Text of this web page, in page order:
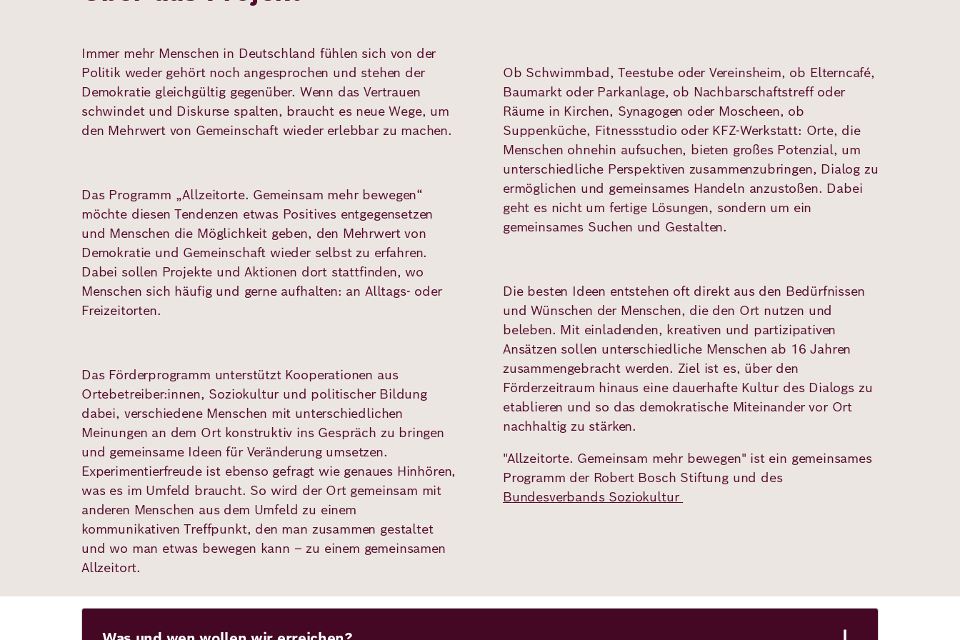
Immer mehr Menschen in Deutschland fühlen sich von der
Politik weder gehört noch angesprochen und stehen der
Demokratie gleichgültig gegenüber. Wenn das Vertrauen
schwindet und Diskurse spalten, braucht es neue Wege, um
den Mehrwert von Gemeinschaft wieder erlebbar zu machen.
Das Programm „Allzeitorte. Gemeinsam mehr bewegen“
möchte diesen Tendenzen etwas Positives entgegensetzen
und Menschen die Möglichkeit geben, den Mehrwert von
Demokratie und Gemeinschaft wieder selbst zu erfahren.
Dabei sollen Projekte und Aktionen dort stattfinden, wo
Menschen sich häufig und gerne aufhalten: an Alltags- oder
Freizeitorten.
Das Förderprogramm unterstützt Kooperationen aus
Ortebetreiber:innen, Soziokultur und politischer Bildung
dabei, verschiedene Menschen mit unterschiedlichen
Meinungen an dem Ort konstruktiv ins Gespräch zu bringen
und gemeinsame Ideen für Veränderung umsetzen.
Experimentierfreude ist ebenso gefragt wie genaues Hinhören,
was es im Umfeld braucht. So wird der Ort gemeinsam mit
anderen Menschen aus dem Umfeld zu einem
kommunikativen Treffpunkt, den man zusammen gestaltet
und wo man etwas bewegen kann – zu einem gemeinsamen
Allzeitort.
Ob Schwimmbad, Teestube oder Vereinsheim, ob Elterncafé,
Baumarkt oder Parkanlage, ob Nachbarschaftstreff oder
Räume in Kirchen, Synagogen oder Moscheen, ob
Suppenküche, Fitnessstudio oder KFZ-Werkstatt: Orte, die
Menschen ohnehin aufsuchen, bieten großes Potenzial, um
unterschiedliche Perspektiven zusammenzubringen, Dialog zu
ermöglichen und gemeinsames Handeln anzustoßen. Dabei
geht es nicht um fertige Lösungen, sondern um ein
gemeinsames Suchen und Gestalten.
Die besten Ideen entstehen oft direkt aus den Bedürfnissen
und Wünschen der Menschen, die den Ort nutzen und
beleben. Mit einladenden, kreativen und partizipativen
Ansätzen sollen unterschiedliche Menschen ab 16 Jahren
zusammengebracht werden. Ziel ist es, über den
Förderzeitraum hinaus eine dauerhafte Kultur des Dialogs zu
etablieren und so das demokratische Miteinander vor Ort
nachhaltig zu stärken.
"Allzeitorte. Gemeinsam mehr bewegen" ist ein gemeinsames
Programm der Robert Bosch Stiftung und des
Bundesverbands Soziokultur